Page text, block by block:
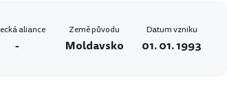
aliance
-
Země původu
Moldavsko
Datum vzniku
01. 01. 1993